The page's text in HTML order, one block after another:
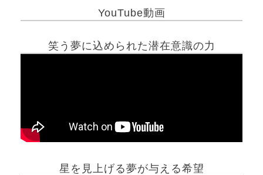
YouTube動画
笑う夢に込められた潜在意識の力
星を見上げる夢が与える希望